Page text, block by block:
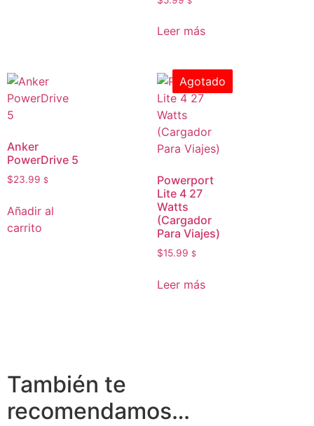
Leer más
Anker
PowerDrive 5
$23.99 $
Añadir al
carrito
Agotado
Powerport
Lite 4 27
Watts
(Cargador
Para Viajes)
$15.99 $
Leer más
También te
recomendamos…